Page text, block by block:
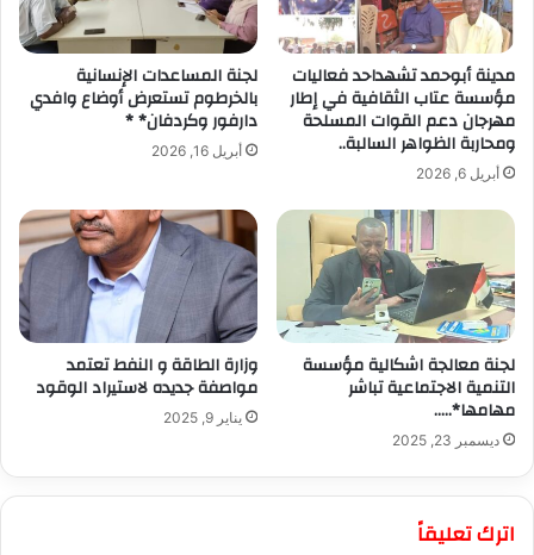
مدينة أبوحمد تشهداحد فعاليات
مؤسسة عتاب الثقافية في إطار
مهرجان دعم القوات المسلحة
ومحاربة الظواهر السالبة..
أبريل 6, 2026
لجنة المساعدات الإنسانية
بالخرطوم تستعرض أوضاع وافدي
دارفور وكردفان* *
أبريل 16, 2026
لجنة معالجة اشكالية مؤسسة
التنمية الاجتماعية تباشر
مهامها*…..
ديسمبر 23, 2025
وزارة الطاقة و النفط تعتمد
مواصفة جديده لاستيراد الوقود
يناير 9, 2025
اترك تعليقاً